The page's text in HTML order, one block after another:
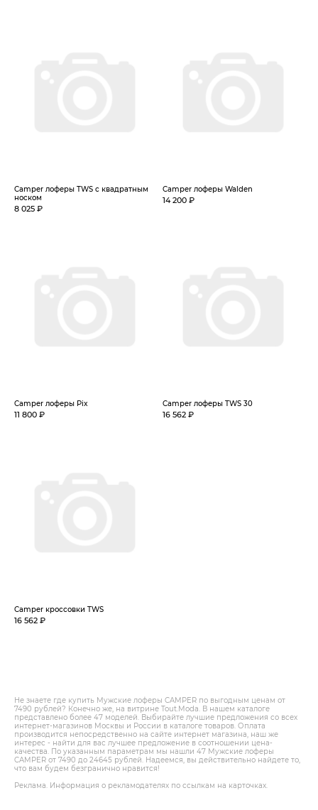
Camper лоферы TWS с квадратным
носком
8 025 ₽
Camper лоферы Walden
14 200 ₽
Camper лоферы Pix
11 800 ₽
Camper лоферы TWS 30
16 562 ₽
Camper кроссовки TWS
16 562 ₽
Не знаете где купить Мужские лоферы CAMPER по выгодным ценам от
7490 рублей? Конечно же, на витрине Tout.Modа. В нашем каталоге
представлено более 47 моделей. Выбирайте лучшие предложения со всех
интернет-магазинов Москвы и России в каталоге товаров. Оплата
производится непосредственно на сайте интернет магазина, наш же
интерес - найти для вас лучшее предложение в соотношении цена-
качества. По указанным параметрам мы нашли 47 Мужские лоферы
CAMPER от 7490 до 24645 рублей. Надеемся, вы действительно найдете то,
что вам будем безгранично нравится!
Реклама. Информация о рекламодателях по ссылкам на карточках.